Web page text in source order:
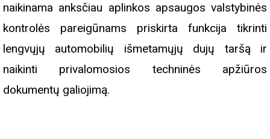
naikinama anksčiau aplinkos apsaugos valstybinės
kontrolės pareigūnams priskirta funkcija tikrinti
lengvųjų automobilių išmetamųjų dujų taršą ir
naikinti privalomosios techninės apžiūros
dokumentų galiojimą.